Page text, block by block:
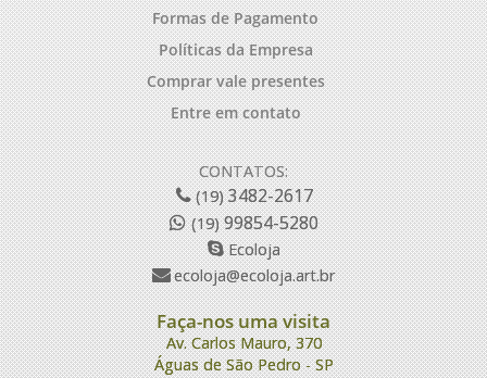
Formas de Pagamento
Políticas da Empresa
Comprar vale presentes
Entre em contato
CONTATOS:
(19)3482-2617
(19)99854-5280
Ecoloja
ecoloja@ecoloja.art.br
Faça-nos uma visita
Av. Carlos Mauro, 370
Águas de São Pedro - SP